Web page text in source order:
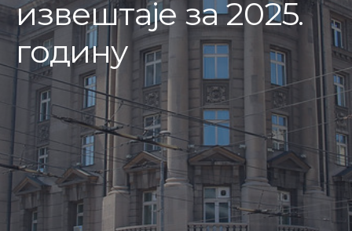
извештаје за 2025.
годину